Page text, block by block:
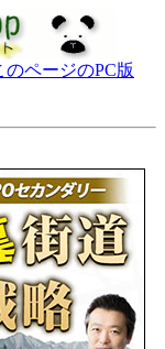
のページのPC版